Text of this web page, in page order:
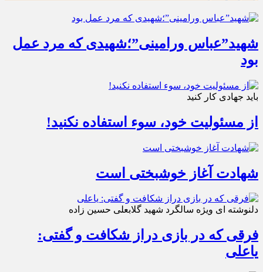
شهید”عباس ورامینی”؛شهیدی که مرد عمل
بود
باید جهادی کار کنید
از مسئولیت خود، سوء استفاده نکنید!
شهادت آغاز خوشبختی است
دلنوشته ای ویژه سالگرد شهید گلابعلی حسین زاده
فرقی که در بازی دراز شکافت و گفتی:
یاعلی